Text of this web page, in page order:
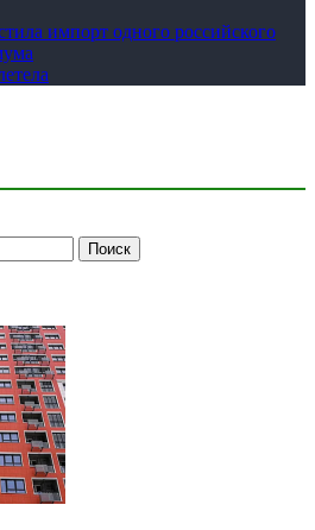
импорт одного российского